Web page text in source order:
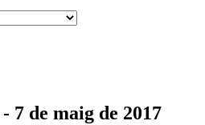
7 de maig de 2017